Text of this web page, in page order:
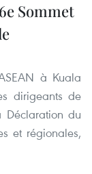
Sommet
à Kuala
dirigeants de
Déclaration du
et régionales,